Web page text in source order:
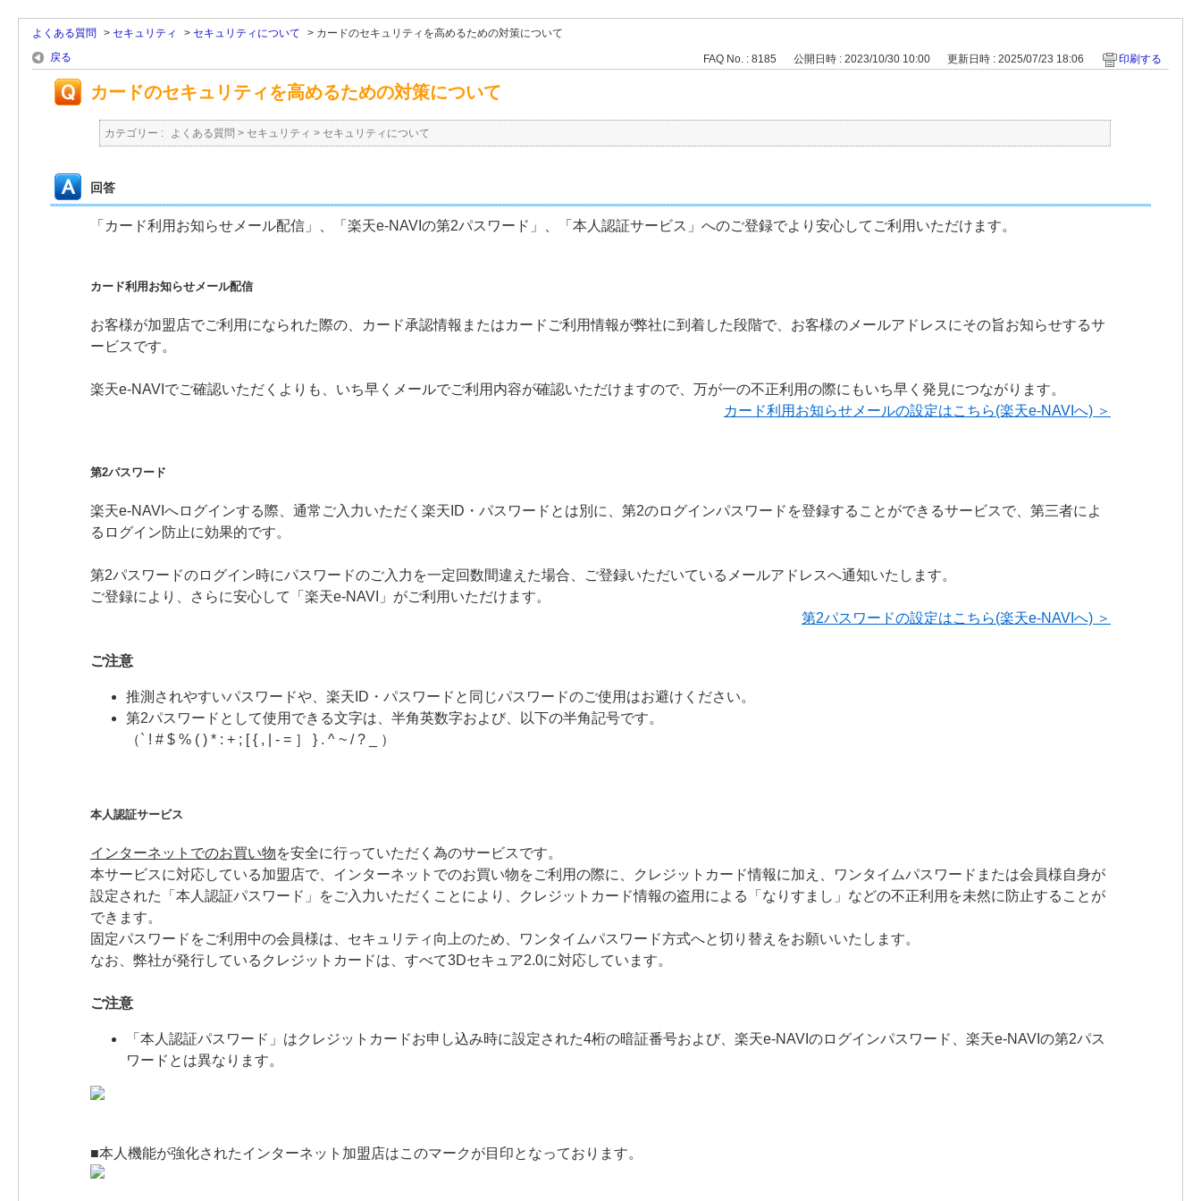
よくある質問 > セキュリティ > セキュリティについて > カードのセキュリティを高めるための対策について
戻る
FAQ No. : 8185 公開日時 : 2023/10/30 10:00 更新日時 : 2025/07/23 18:06 印刷する
カードのセキュリティを高めるための対策について
カテゴリー : よくある質問 > セキュリティ > セキュリティについて
回答
「カード利用お知らせメール配信」、「楽天e-NAVIの第2パスワード」、「本人認証サービス」へのご登録でより安心してご利用いただけます。
カード利用お知らせメール配信
お客様が加盟店でご利用になられた際の、カード承認情報またはカードご利用情報が弊社に到着した段階で、お客様のメールアドレスにその旨お知らせするサ
ービスです。
楽天e-NAVIでご確認いただくよりも、いち早くメールでご利用内容が確認いただけますので、万が一の不正利用の際にもいち早く発見につながります。
カード利用お知らせメールの設定はこちら(楽天e-NAVIへ) ＞
第2パスワード
楽天e-NAVIへログインする際、通常ご入力いただく楽天ID・パスワードとは別に、第2のログインパスワードを登録することができるサービスで、第三者によ
るログイン防止に効果的です。
第2パスワードのログイン時にパスワードのご入力を一定回数間違えた場合、ご登録いただいているメールアドレスへ通知いたします。
ご登録により、さらに安心して「楽天e-NAVI」がご利用いただけます。
第2パスワードの設定はこちら(楽天e-NAVIへ) ＞
ご注意
推測されやすいパスワードや、楽天ID・パスワードと同じパスワードのご使用はお避けください。
第2パスワードとして使用できる文字は、半角英数字および、以下の半角記号です。
（` ! # $ % ( ) * : + ; [ { , | - = ］ } . ^ ~ / ? _ ）
本人認証サービス
インターネットでのお買い物を安全に行っていただく為のサービスです。
本サービスに対応している加盟店で、インターネットでのお買い物をご利用の際に、クレジットカード情報に加え、ワンタイムパスワードまたは会員様自身が
設定された「本人認証パスワード」をご入力いただくことにより、クレジットカード情報の盗用による「なりすまし」などの不正利用を未然に防止することが
できます。
固定パスワードをご利用中の会員様は、セキュリティ向上のため、ワンタイムパスワード方式へと切り替えをお願いいたします。
なお、弊社が発行しているクレジットカードは、すべて3Dセキュア2.0に対応しています。
ご注意
「本人認証パスワード」はクレジットカードお申し込み時に設定された4桁の暗証番号および、楽天e-NAVIのログインパスワード、楽天e-NAVIの第2パス
ワードとは異なります。
■本人機能が強化されたインターネット加盟店はこのマークが目印となっております。